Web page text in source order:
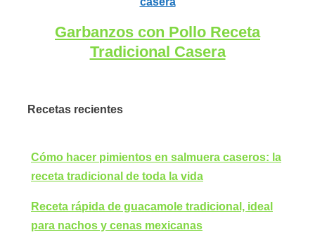
Garbanzos con Pollo Receta
Tradicional Casera
Recetas recientes
Cómo hacer pimientos en salmuera caseros: la
receta tradicional de toda la vida
Receta rápida de guacamole tradicional, ideal
para nachos y cenas mexicanas